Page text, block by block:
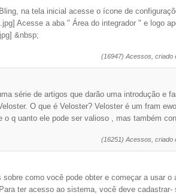
na tela inicial acesse o ícone de
Acesse a aba " Área do integrador " e logo
&nbsp;
(16947) Acessos, criado
série de artigos que darão uma introdução e
O que é Veloster? Veloster é um fram
o q uanto ele pode ser valioso , mas também
(16251) Acessos, criado
sobre como você pode obter e começar a usar o
ter acesso ao sistema, você deve cadastrar-